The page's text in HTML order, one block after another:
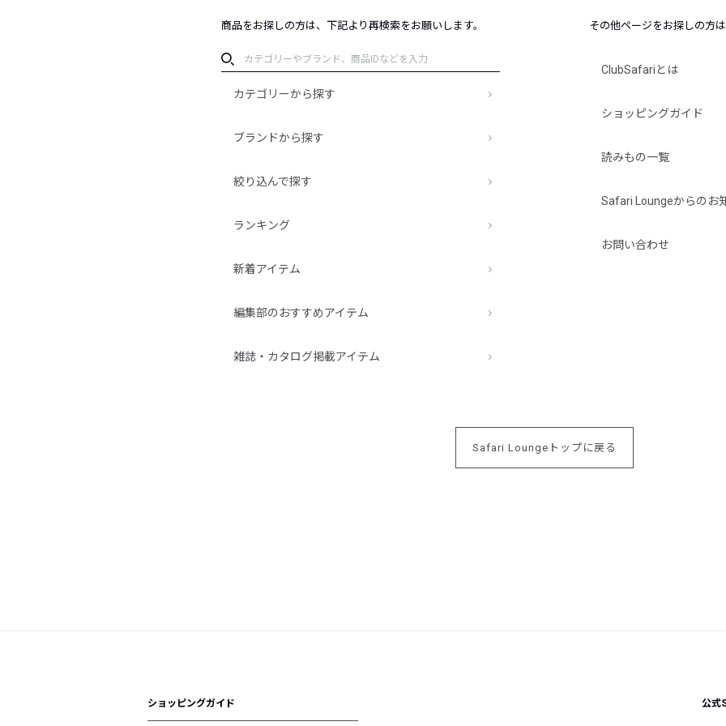
商品をお探しの方は、下記より再検索をお願いします。
カテゴリーから探す
ブランドから探す
絞り込んで探す
ランキング
新着アイテム
編集部のおすすめアイテム
雑誌・カタログ掲載アイテム
その他ページをお探しの方は
ClubSafariとは
ショッピングガイド
読みもの一覧
Safari Loungeからのお
お問い合わせ
Safari Loungeトップに戻る
ショッピングガイド 公式